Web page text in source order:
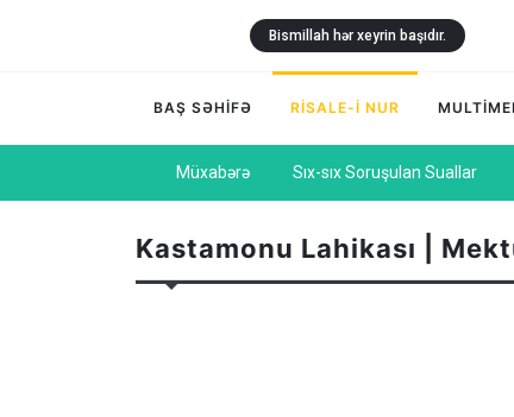
Bismillah hər xeyrin başıdır.
BAŞ SƏHİFƏ RİSALE-İ NUR
Müxabərə Sıx-sıx Soruşulan Suallar
Kastamonu Lahikası |